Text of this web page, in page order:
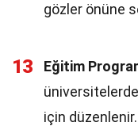
gözler önüne
13 Eğitim
üniversitelerde
için